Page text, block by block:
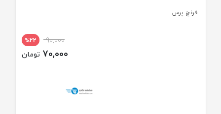
فرنچ پرس
90,000
%22
70,000 تومان